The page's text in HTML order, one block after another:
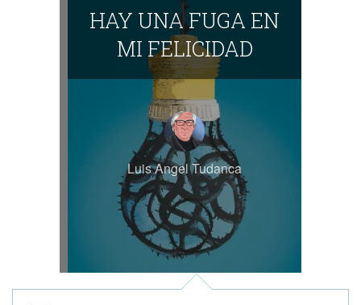
HAY UNA FUGA EN
MI FELICIDAD
Luis Angel Tudanca